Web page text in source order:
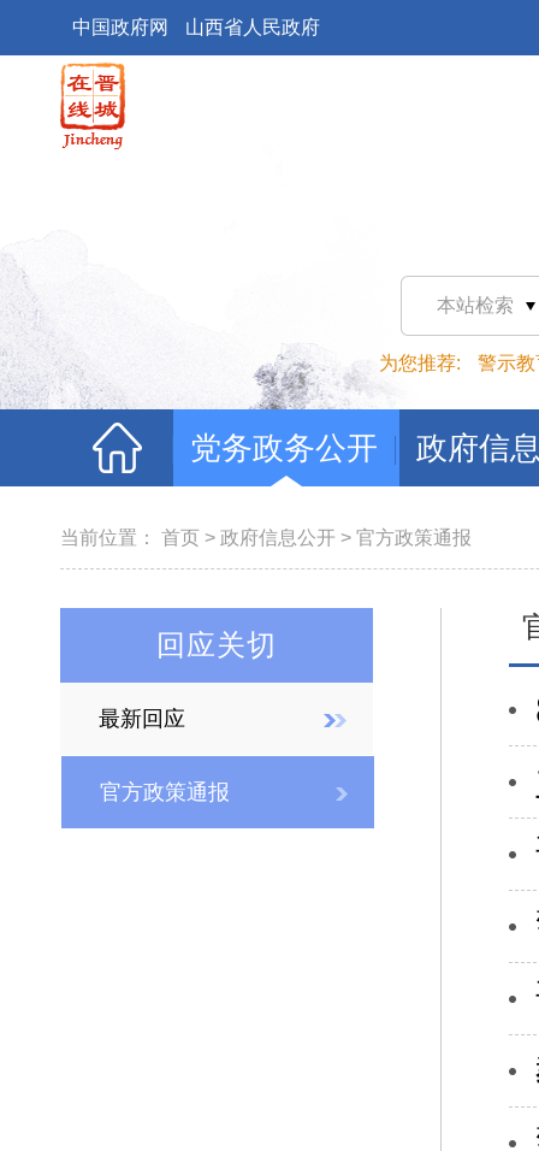
中国政府网 山西省人民政府
本站检索
为您推荐: 警示教
党务政务公开 政府信
当前位置： 首页 > 政府信息公开 > 官方政策通报
回应关切
最新回应
官方政策通报